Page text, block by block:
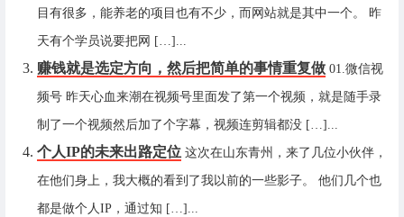
目有很多，能养老的项目也有不少，而网站就是其中一个。 昨
天有个学员说要把网 […]...
赚钱就是选定方向，然后把简单的事情重复做 01.微信视
频号 昨天心血来潮在视频号里面发了第一个视频，就是随手录
制了一个视频然后加了个字幕，视频连剪辑都没 […]...
个人IP的未来出路定位 这次在山东青州，来了几位小伙伴，
在他们身上，我大概的看到了我以前的一些影子。 他们几个也
都是做个人IP，通过知 […]...